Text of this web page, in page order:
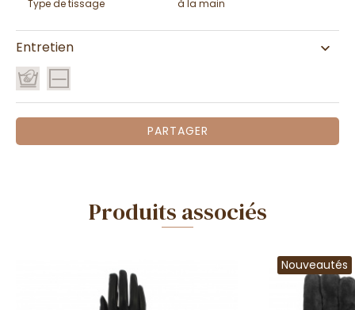
Type de tissage
à la main
Entretien
PARTAGER
Produits associés
Nouveautés